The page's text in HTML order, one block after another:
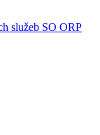
služeb SO ORP